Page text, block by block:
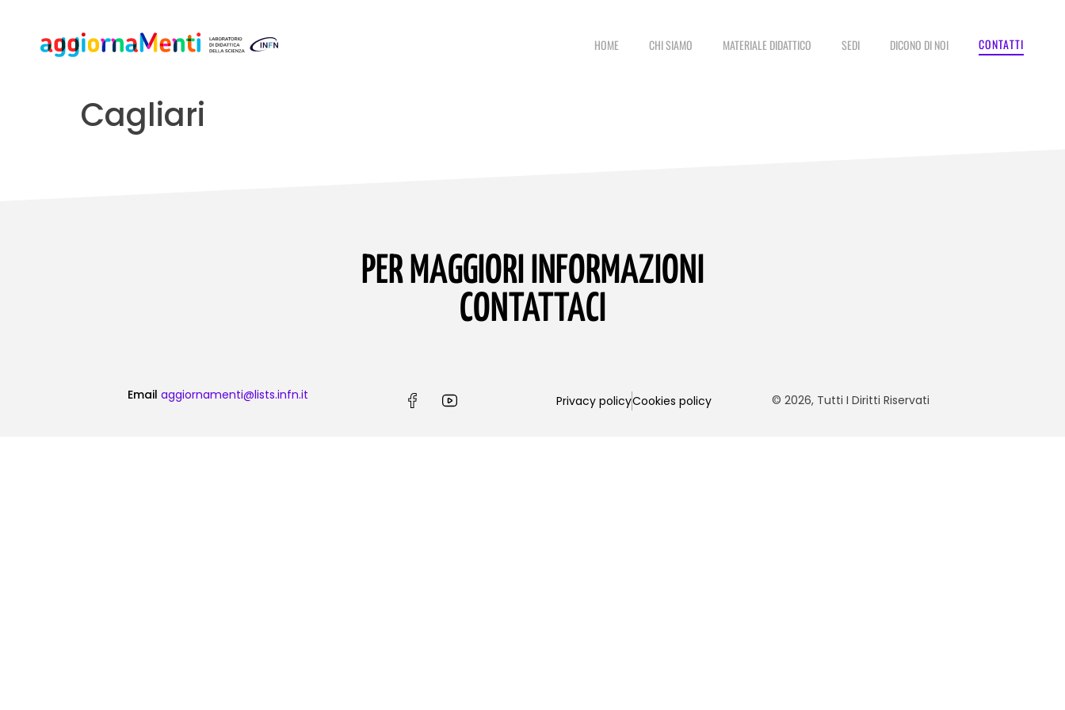
HOME CHI SIAMO MATERIALE DIDATTICO SEDI DICONO DI NOI CONTATTI
Cagliari
PER MAGGIORI INFORMAZIONI
CONTATTACI
Emailaggiornamenti@lists.infn.it Privacy policyCookies policy © 2026, Tutti I Diritti Riservati